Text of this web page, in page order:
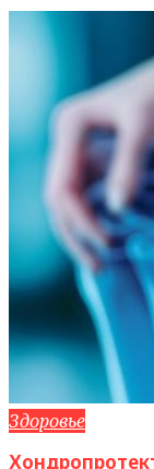
Здоровье